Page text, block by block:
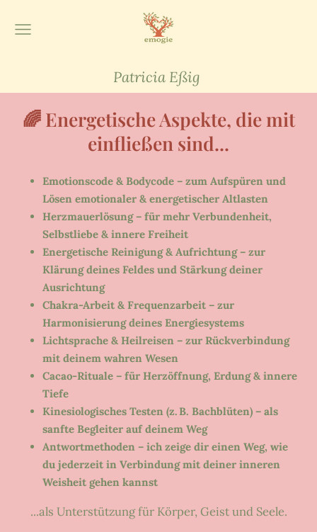
Patricia Eßig
🌈Energetische Aspekte, die mit
einfließen sind...
Emotionscode & Bodycode – zum Aufspüren und
Lösen emotionaler & energetischer Altlasten
Herzmauerlösung – für mehr Verbundenheit,
Selbstliebe & innere Freiheit
Energetische Reinigung & Aufrichtung – zur
Klärung deines Feldes und Stärkung deiner
Ausrichtung
Chakra-Arbeit & Frequenzarbeit – zur
Harmonisierung deines Energiesystems
Lichtsprache & Heilreisen – zur Rückverbindung
mit deinem wahren Wesen
Cacao-Rituale – für Herzöffnung, Erdung & innere
Tiefe
Kinesiologisches Testen (z.B. Bachblüten) – als
sanfte Begleiter auf deinem Weg
Antwortmethoden – ich zeige dir einen Weg, wie
du jederzeit in Verbindung mit deiner inneren
Weisheit gehen kannst
...als Unterstützung für Körper, Geist und Seele.